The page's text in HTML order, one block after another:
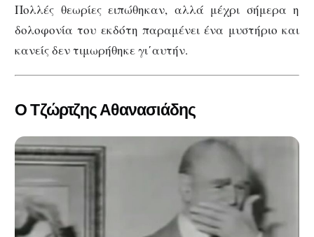
Πολλές θεωρίες ειπώθηκαν, αλλά μέχρι σήμερα η
δολοφονία του εκδότη παραμένει ένα μυστήριο και
κανείς δεν τιμωρήθηκε γι΄αυτήν.
Ο Τζώρτζης Αθανασιάδης